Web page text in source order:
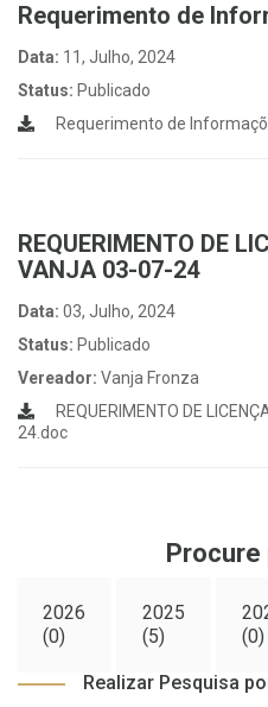
Requerimento de
Data: 11, Julho, 2024
Status: Publicado
Requerimento de
REQUERIMENTO DE
VANJA 03-07-24
Data: 03, Julho, 2024
Status: Publicado
Vereador: Vanja Fronza
REQUERIMENTO DE
24.doc
Procure
2026
(0)
2025
(5)
(0)
Realizar Pesquisa